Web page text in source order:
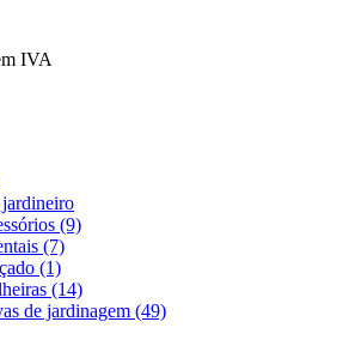
IVA
(9)
(7)
(1)
(14)
de jardinagem (49)